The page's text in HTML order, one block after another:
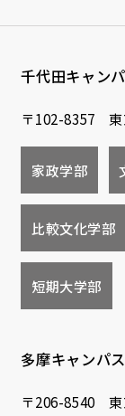
千代田キャン
〒102-8357 東
家政学部
比較文化学部
短期大学部
多摩キャンパス
〒206-8540 東